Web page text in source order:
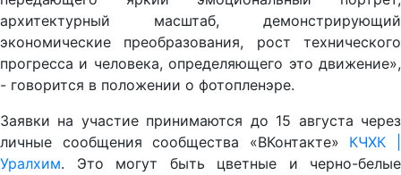
архитектурный масштаб, демонстрирующий
экономические преобразования, рост технического
прогресса и человека, определяющего это движение»,
- говорится в положении о фотопленэре.
Заявки на участие принимаются до 15 августа через
личные сообщения сообщества «ВКонтакте» КЧХК |
Уралхим. Это могут быть цветные и черно-белые